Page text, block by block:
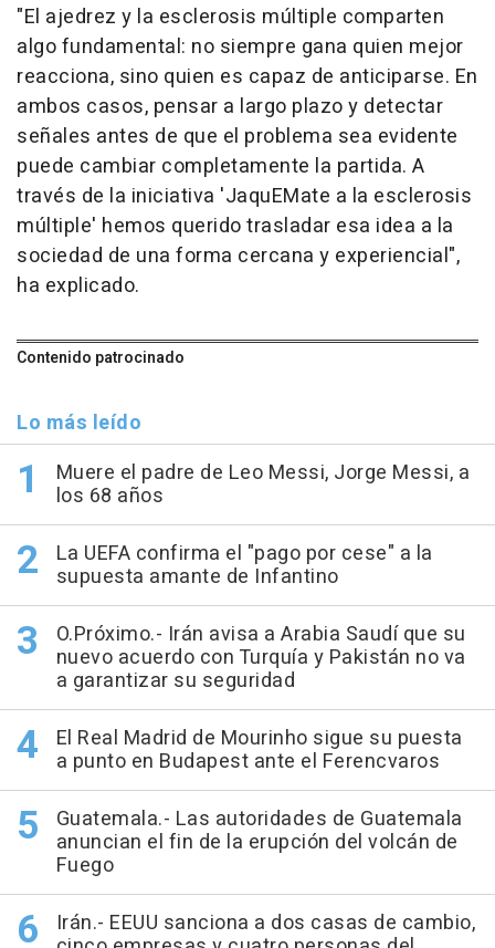
"El ajedrez y la esclerosis múltiple comparten
algo fundamental: no siempre gana quien mejor
reacciona, sino quien es capaz de anticiparse. En
ambos casos, pensar a largo plazo y detectar
señales antes de que el problema sea evidente
puede cambiar completamente la partida. A
través de la iniciativa 'JaquEMate a la esclerosis
múltiple' hemos querido trasladar esa idea a la
sociedad de una forma cercana y experiencial",
ha explicado.
Contenido patrocinado
Lo más leído
Muere el padre de Leo Messi, Jorge Messi, a
los 68 años
La UEFA confirma el "pago por cese" a la
supuesta amante de Infantino
O.Próximo.- Irán avisa a Arabia Saudí que su
nuevo acuerdo con Turquía y Pakistán no va
a garantizar su seguridad
El Real Madrid de Mourinho sigue su puesta
a punto en Budapest ante el Ferencvaros
Guatemala.- Las autoridades de Guatemala
anuncian el fin de la erupción del volcán de
Fuego
Irán.- EEUU sanciona a dos casas de cambio,